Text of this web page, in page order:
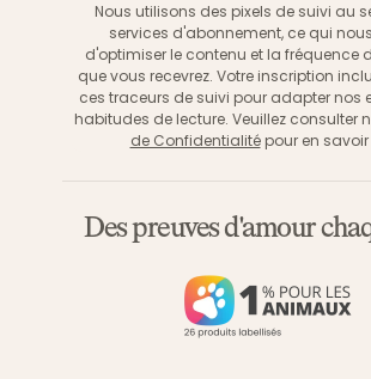
Nous utilisons des pixels de suivi au
services d'abonnement, ce qui
d'optimiser le contenu et la fréquence
que vous recevrez. Votre inscription
ces traceurs de suivi pour adapter nos
habitudes de lecture. Veuillez consulter
de Confidentialitépour en savoir
Des preuves d'amour